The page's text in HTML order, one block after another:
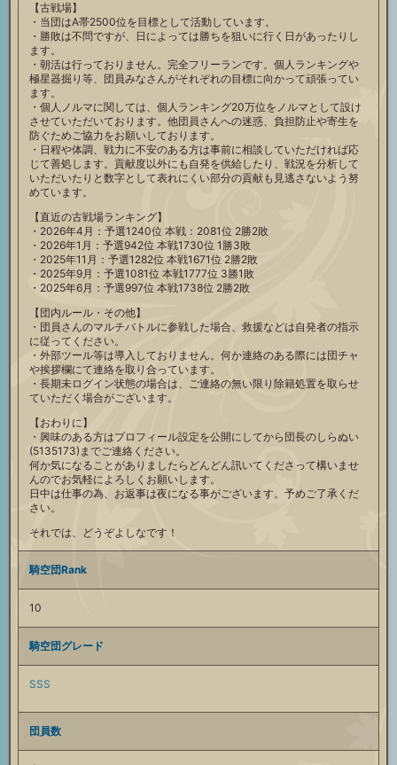
【古戦場】
・当団はA帯2500位を目標として活動しています。
・勝敗は不問ですが、日によっては勝ちを狙いに行く日があったりし
ます。
・朝活は行っておりません。完全フリーランです。個人ランキングや
極星器掘り等、団員みなさんがそれぞれの目標に向かって頑張ってい
ます。
・個人ノルマに関しては、個人ランキング20万位をノルマとして設け
させていただいております。他団員さんへの迷惑、負担防止や寄生を
防ぐためご協力をお願いしております。
・日程や体調、戦力に不安のある方は事前に相談していただければ応
じて善処します。貢献度以外にも自発を供給したり、戦況を分析して
いただいたりと数字として表れにくい部分の貢献も見逃さないよう努
めています。
【直近の古戦場ランキング】
・2026年4月：予選1240位 本戦：2081位 2勝2敗
・2026年1月：予選942位 本戦1730位 1勝3敗
・2025年11月：予選1282位 本戦1671位 2勝2敗
・2025年9月：予選1081位 本戦1777位 3勝1敗
・2025年6月：予選997位 本戦1738位 2勝2敗
【団内ルール・その他】
・団員さんのマルチバトルに参戦した場合、救援などは自発者の指示
に従ってください。
・外部ツール等は導入しておりません。何か連絡のある際には団チャ
や挨拶欄にて連絡を取り合っています。
・長期未ログイン状態の場合は、ご連絡の無い限り除籍処置を取らせ
ていただく場合がございます。
【おわりに】
・興味のある方はプロフィール設定を公開にしてから団長のしらぬい
(5135173)までご連絡ください。
何か気になることがありましたらどんどん訊いてくださって構いませ
んのでお気軽によろしくお願いします。
日中は仕事の為、お返事は夜になる事がございます。予めご了承くだ
さい。
それでは、どうぞよしなです！
騎空団Rank
10
騎空団グレード
SSS
団員数